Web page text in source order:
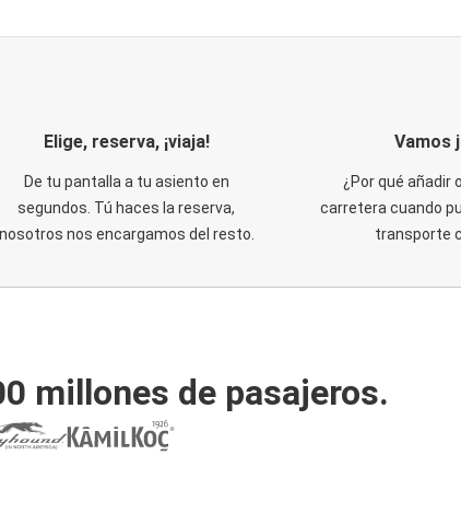
Elige, reserva, ¡viaja!
De tu pantalla a tu asiento en
segundos. Tú haces la reserva,
nosotros nos encargamos del resto.
Vamos
¿Por qué añadir
carretera cuando
transporte
millones de pasajeros.